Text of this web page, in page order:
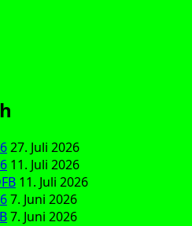
27. Juli 2026
11. Juli 2026
11. Juli 2026
7. Juni 2026
7. Juni 2026